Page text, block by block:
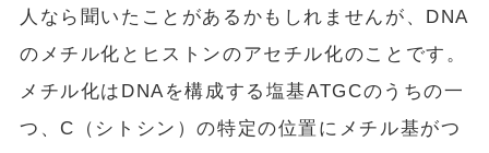
人なら聞いたことがあるかもしれませんが、DNA
のメチル化とヒストンのアセチル化のことです。
メチル化はDNAを構成する塩基ATGCのうちの一
つ、C（シトシン）の特定の位置にメチル基がつ